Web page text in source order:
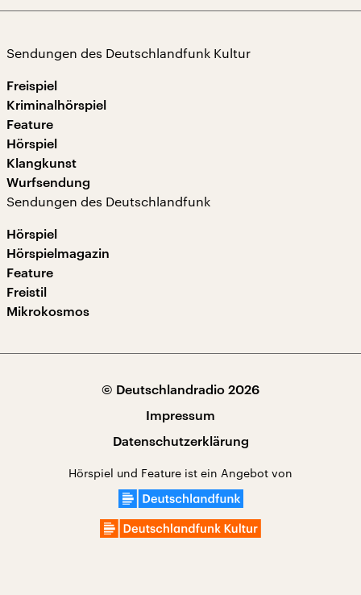
Sendungen des Deutschlandfunk Kultur
Freispiel
Kriminalhörspiel
Feature
Hörspiel
Klangkunst
Wurfsendung
Sendungen des Deutschlandfunk
Hörspiel
Hörspielmagazin
Feature
Freistil
Mikrokosmos
© Deutschlandradio 2026
Impressum
Datenschutzerklärung
Hörspiel und Feature ist ein Angebot von